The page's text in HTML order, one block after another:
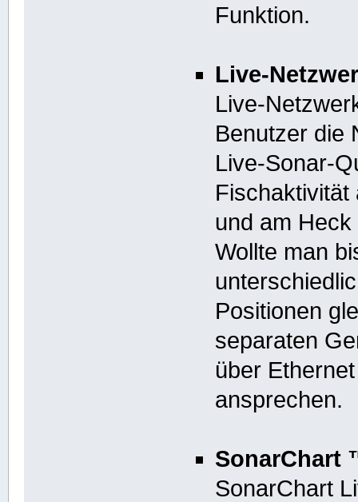
Funktion.
Live-
Live-
Benutzer die
Live-Sonar-
Fischaktivität
und am
Wollte man
Positionen
separaten
über
ansprechen.
SonarChart
SonarChart